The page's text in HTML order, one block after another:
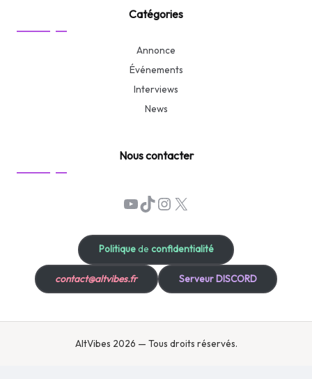
Catégories
Annonce
Événements
Interviews
News
Nous contacter
YouTube
TikTok
Instagram
X
Politiquede confidentialité
contact@altvibes.fr Serveur DISCORD
AltVibes 2026 — Tous droits réservés.